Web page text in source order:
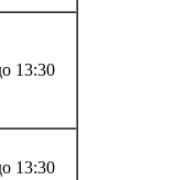
13:30
13:30